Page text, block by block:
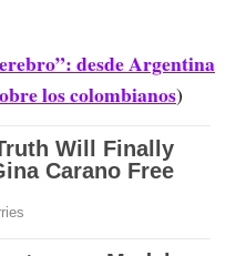
desde Argentina
los colombianos)